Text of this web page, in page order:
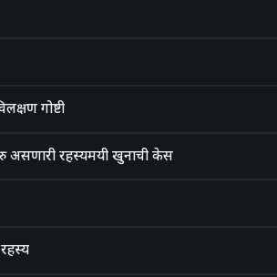
गोष्टी
असणारी रहस्यमयी खुनाची केस